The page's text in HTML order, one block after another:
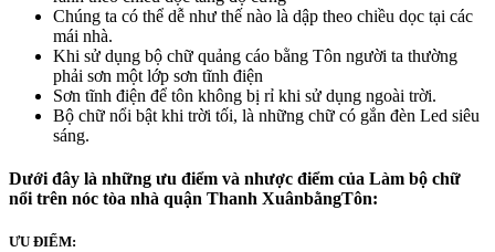
Chúng ta có thể dễ như thế nào là dập theo chiều dọc tại các
mái nhà.
Khi sử dụng bộ chữ quảng cáo bằng Tôn người ta thường
phải sơn một lớp sơn tĩnh điện
Sơn tĩnh điện để tôn không bị rỉ khi sử dụng ngoài trời.
Bộ chữ nổi bật khi trời tối, là những chữ có gắn đèn Led siêu
sáng.
Dưới đây là những ưu điểm và nhược điểm của Làm bộ chữ
nổi trên nóc tòa nhà quận Thanh XuânbằngTôn:
ƯU ĐIỂM: